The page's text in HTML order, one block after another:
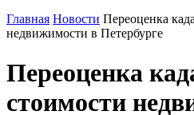
Главная Новости Переоценка
недвижимости в Петербурге
Переоценка
стоимости